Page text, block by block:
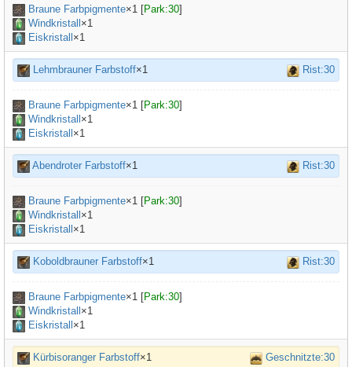
Braune Farbpigmente×1 [Park:30]
Windkristall ×1
Eiskristall ×1
Lehmbrauner Farbstoff×1 Rist:30
Braune Farbpigmente×1 [Park:30]
Windkristall ×1
Eiskristall ×1
Abendroter Farbstoff×1 Rist:30
Braune Farbpigmente×1 [Park:30]
Windkristall ×1
Eiskristall ×1
Koboldbrauner Farbstoff×1 Rist:30
Braune Farbpigmente×1 [Park:30]
Windkristall ×1
Eiskristall ×1
Kürbisoranger Farbstoff×1 Geschnitzte:30